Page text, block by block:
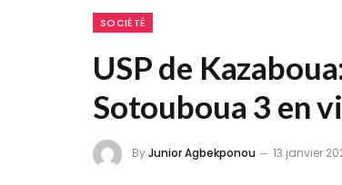
SOCIÉTÉ
USP de
Sotouboua 3 en
ByJunior Agbekponou 13 janvier